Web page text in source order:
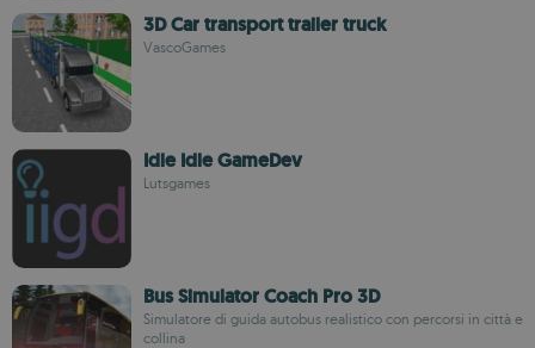
3D Car transport trailer truck
VascoGames
Idle Idle GameDev
Lutsgames
Bus Simulator Coach Pro 3D
Simulatore di guida autobus realistico con percorsi in città e
collina